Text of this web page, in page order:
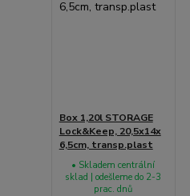
Box 1,20l STORAGE
Lock&Keep, 20,5x14x
6,5cm, transp.plast
• Skladem centrální
sklad | odešleme do 2-3
prac. dnů